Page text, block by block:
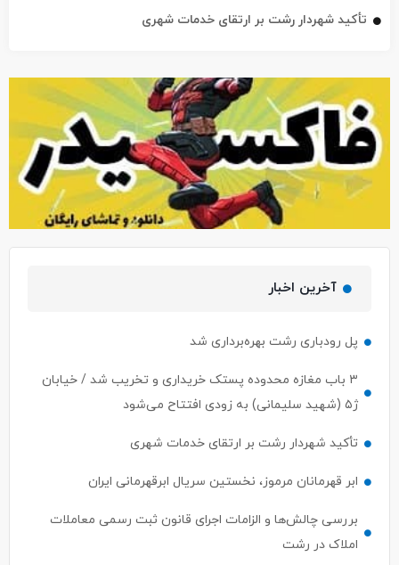
تأکید شهردار رشت بر ارتقای خدمات شهری
آخرین اخبار
پل رودباری رشت بهره‌برداری شد
۳ باب مغازه محدوده پستک خریداری و تخریب شد / خیابان
ژ۵ (شهید سلیمانی) به زودی افتتاح می‌شود
تأکید شهردار رشت بر ارتقای خدمات شهری
ابر قهرمانان مرموز، نخستین سریال ابرقهرمانی ایران
بررسی چالش‌ها و الزامات اجرای قانون ثبت رسمی معاملات
املاک در رشت